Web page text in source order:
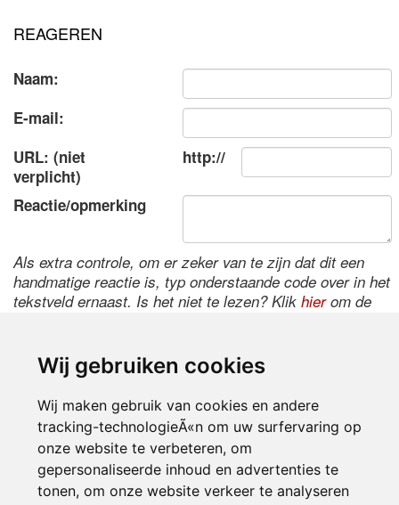
Wij gebruiken cookies
Wij maken gebruik van cookies en andere
tracking-technologieÃ«n om uw surfervaring op
onze website te verbeteren, om
gepersonaliseerde inhoud en advertenties te
tonen, om onze website verkeer te analyseren
REAGEREN
Naam:
E-mail:
URL: (niet
verplicht)
http://
Reactie/opmerking
Als extra controle, om er zeker van te zijn dat dit een
handmatige reactie is, typ onderstaande code over in het
tekstveld ernaast. Is het niet te lezen? Klik hierom de